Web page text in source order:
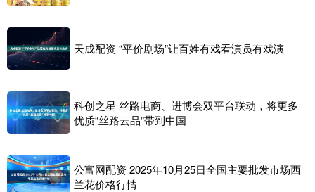
天成配资 “平价剧场”让百姓有戏看演员有戏演
科创之星 丝路电商、进博会双平台联动，将更多
优质“丝路云品”带到中国
公富网配资 2025年10月25日全国主要批发市场西
兰花价格行情